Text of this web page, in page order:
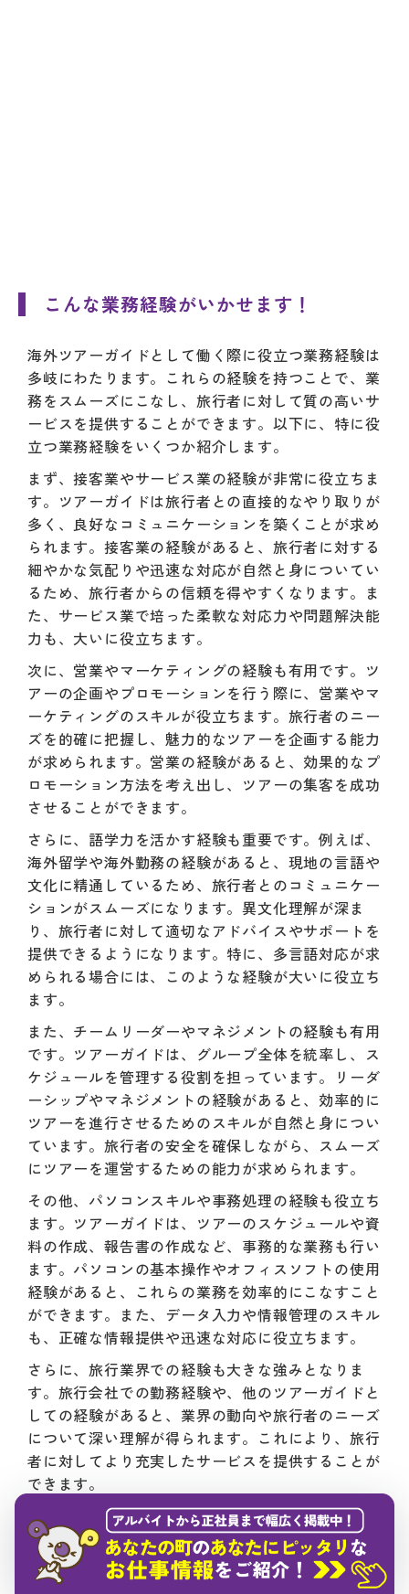
こんな業務経験がいかせます！
海外ツアーガイドとして働く際に役立つ業務経験は
多岐にわたります。これらの経験を持つことで、業
務をスムーズにこなし、旅行者に対して質の高いサ
ービスを提供することができます。以下に、特に役
立つ業務経験をいくつか紹介します。
まず、接客業やサービス業の経験が非常に役立ちま
す。ツアーガイドは旅行者との直接的なやり取りが
多く、良好なコミュニケーションを築くことが求め
られます。接客業の経験があると、旅行者に対する
細やかな気配りや迅速な対応が自然と身についてい
るため、旅行者からの信頼を得やすくなります。ま
た、サービス業で培った柔軟な対応力や問題解決能
力も、大いに役立ちます。
次に、営業やマーケティングの経験も有用です。ツ
アーの企画やプロモーションを行う際に、営業やマ
ーケティングのスキルが役立ちます。旅行者のニー
ズを的確に把握し、魅力的なツアーを企画する能力
が求められます。営業の経験があると、効果的なプ
ロモーション方法を考え出し、ツアーの集客を成功
させることができます。
さらに、語学力を活かす経験も重要です。例えば、
海外留学や海外勤務の経験があると、現地の言語や
文化に精通しているため、旅行者とのコミュニケー
ションがスムーズになります。異文化理解が深ま
り、旅行者に対して適切なアドバイスやサポートを
提供できるようになります。特に、多言語対応が求
められる場合には、このような経験が大いに役立ち
ます。
また、チームリーダーやマネジメントの経験も有用
です。ツアーガイドは、グループ全体を統率し、ス
ケジュールを管理する役割を担っています。リーダ
ーシップやマネジメントの経験があると、効率的に
ツアーを進行させるためのスキルが自然と身につい
ています。旅行者の安全を確保しながら、スムーズ
にツアーを運営するための能力が求められます。
その他、パソコンスキルや事務処理の経験も役立ち
ます。ツアーガイドは、ツアーのスケジュールや資
料の作成、報告書の作成など、事務的な業務も行い
ます。パソコンの基本操作やオフィスソフトの使用
経験があると、これらの業務を効率的にこなすこと
ができます。また、データ入力や情報管理のスキル
も、正確な情報提供や迅速な対応に役立ちます。
さらに、旅行業界での経験も大きな強みとなりま
す。旅行会社での勤務経験や、他のツアーガイドと
しての経験があると、業界の動向や旅行者のニーズ
について深い理解が得られます。これにより、旅行
者に対してより充実したサービスを提供することが
できます。
このように、さまざまな業務経験が海外ツアーガイ
ドとして役立ちます。接客業やサービス業、営業や
マーケティング、語学力を活かす経験、チームリー
ダーやマネジメントの経験、パソコンスキルや事務